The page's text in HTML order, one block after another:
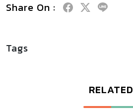
Share On :
Tags
RELATED